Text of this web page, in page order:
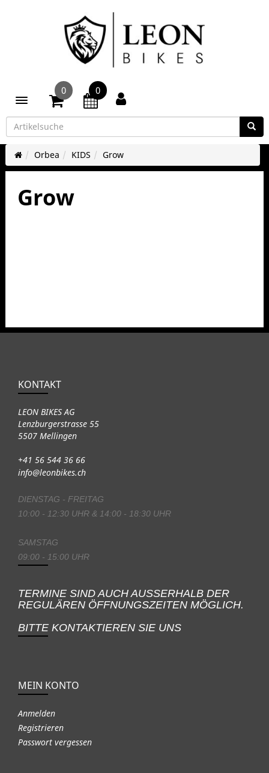
Toggle navigation
0 0
Orbea KIDS Grow
Grow
KONTAKT
LEON BIKES AG
Lenzburgerstrasse 55
5507 Mellingen
+41 56 544 36 66
info@leonbikes.ch
DIENSTAG - FREITAG
10:00 - 12:30 UHR & 14:00 - 18:30 UHR
SAMSTAG
09:00 - 15:00 UHR
TERMINE SIND AUCH AUSSERHALB DER
REGULÄREN ÖFFNUNGSZEITEN MÖGLICH.
BITTE KONTAKTIEREN SIE UNS
MEIN KONTO
Anmelden
Registrieren
Passwort vergessen